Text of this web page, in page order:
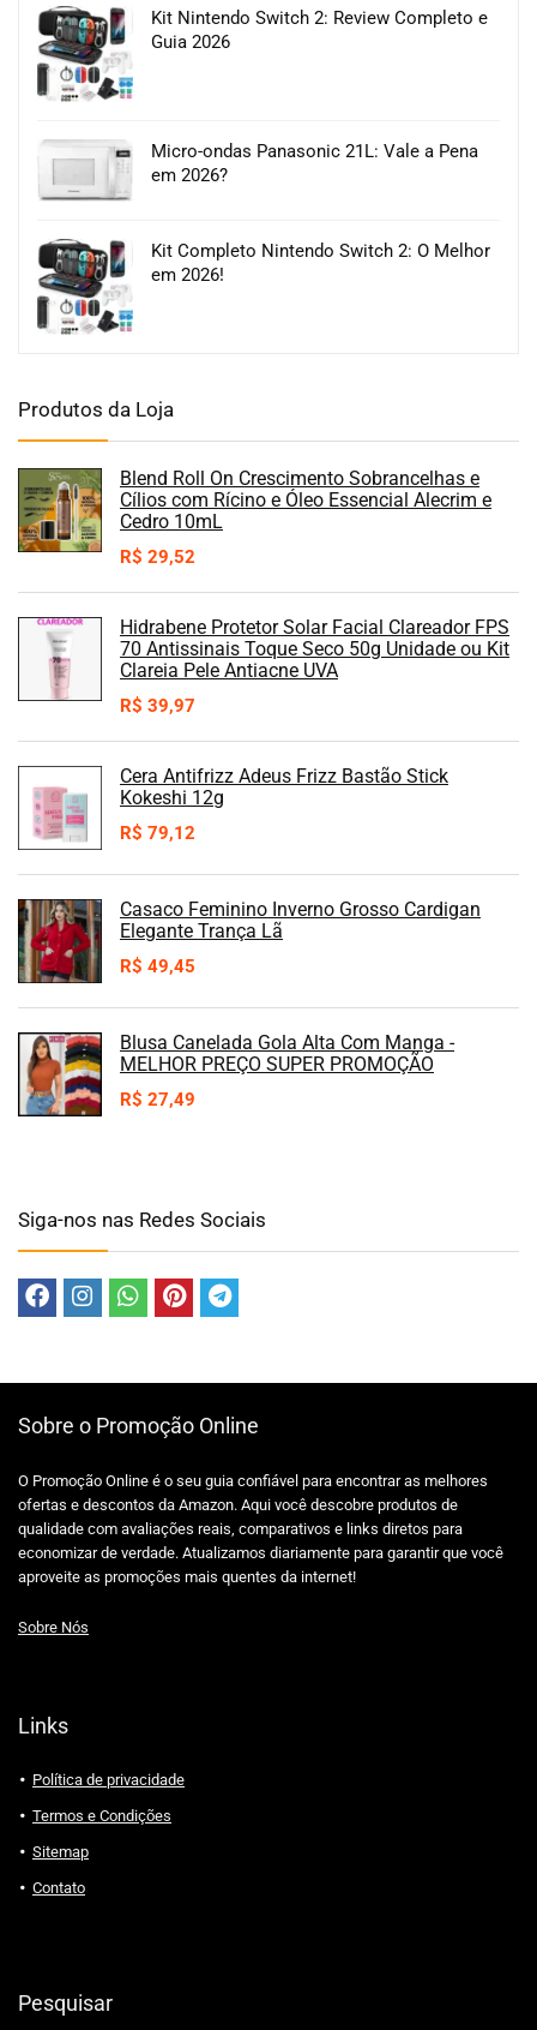
Kit Nintendo Switch 2: Review Completo e
Guia 2026
Micro-ondas Panasonic 21L: Vale a Pena
em 2026?
Kit Completo Nintendo Switch 2: O Melhor
em 2026!
Produtos da Loja
Blend Roll On Crescimento Sobrancelhas e
Cílios com Rícino e Óleo Essencial Alecrim e
Cedro 10mL
R$ 29,52
Hidrabene Protetor Solar Facial Clareador FPS
70 Antissinais Toque Seco 50g Unidade ou Kit
Clareia Pele Antiacne UVA
R$ 39,97
Cera Antifrizz Adeus Frizz Bastão Stick
Kokeshi 12g
R$ 79,12
Casaco Feminino Inverno Grosso Cardigan
Elegante Trança Lã
R$ 49,45
Blusa Canelada Gola Alta Com Manga -
MELHOR PREÇO SUPER PROMOÇÃO
R$ 27,49
Siga-nos nas Redes Sociais
Sobre o Promoção Online
O Promoção Online é o seu guia confiável para encontrar as melhores
ofertas e descontos da Amazon. Aqui você descobre produtos de
qualidade com avaliações reais, comparativos e links diretos para
economizar de verdade. Atualizamos diariamente para garantir que você
aproveite as promoções mais quentes da internet!
Sobre Nós
Links
Política de privacidade
Termos e Condições
Sitemap
Contato
Pesquisar